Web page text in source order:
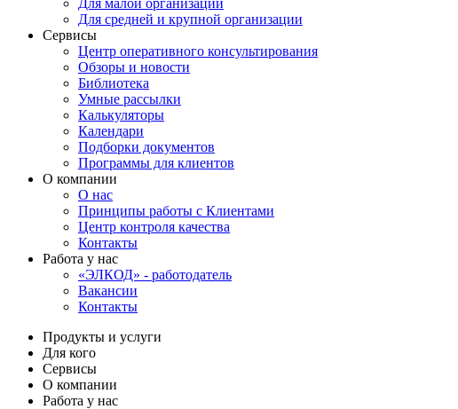
Для малой организации
Для средней и крупной организации
Сервисы
Центр оперативного консультирования
Обзоры и новости
Библиотека
Умные рассылки
Калькуляторы
Календари
Подборки документов
Программы для клиентов
О компании
О нас
Принципы работы с Клиентами
Центр контроля качества
Контакты
Работа у нас
«ЭЛКОД» - работодатель
Вакансии
Контакты
Продукты и услуги
Для кого
Сервисы
О компании
Работа у нас